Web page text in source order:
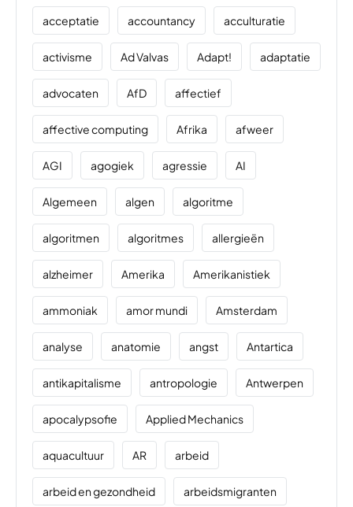
acceptatie accountancy acculturatie
activisme Ad Valvas Adapt! adaptatie
advocaten AfD affectief
affective computing Afrika afweer
AGI agogiek agressie AI
Algemeen algen algoritme
algoritmen algoritmes allergieën
alzheimer Amerika Amerikanistiek
ammoniak amor mundi Amsterdam
analyse anatomie angst Antartica
antikapitalisme antropologie Antwerpen
apocalypsofie Applied Mechanics
aquacultuur AR arbeid
arbeid en gezondheid arbeidsmigranten